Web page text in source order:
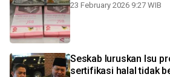
23 February 2026 9:27 WIB
Seskab luruskan Isu
sertifikasi halal tidak